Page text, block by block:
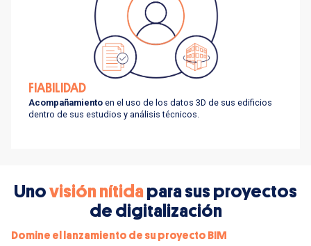
FIABILIDAD
Acompañamiento en el uso de los datos 3D de sus edificios
dentro de sus estudios y análisis técnicos.
Unovisión nítidapara sus proyectos
de digitalización
Domine el lanzamiento de su proyecto BIM